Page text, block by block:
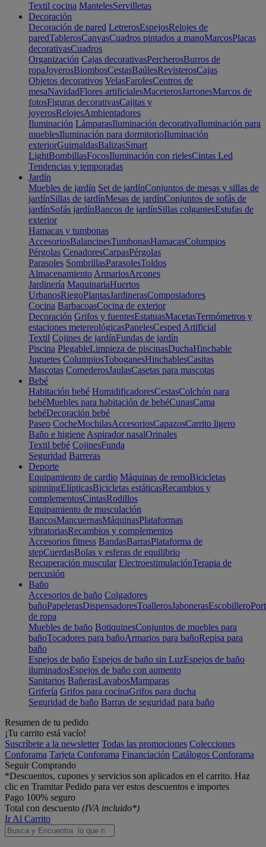
Textil cocina MantelesServilletas
Decoración
Decoración de pared LetrerosEspejosRelojes de
paredTablerosCanvasCuadros pintados a manoMarcosPlacas
decorativasCuadros
Organización Cajas decorativasPercherosBurros de
ropaJoyerosBiombosCestasBaúlesRevisterosCajas
Objetos decorativos VelasFarolesCentros de
mesaNavidadFlores artificialesMaceterosJarronesMarcos de
fotosFiguras decorativasCajitas y
joyerosRelojesAmbientadores
Iluminación LámparasIluminación decorativaIluminación para
mueblesIluminación para dormitorioIluminación
exteriorGuirnaldasBalizasSmart
LightBombillasFocosIluminación con rielesCintas Led
Tendencias y temporadas
Jardín
Muebles de jardín Set de jardínConjuntos de mesas y sillas de
jardínSillas de jardínMesas de jardínConjuntos de sofás de
jardínSofás jardínBancos de jardínSillas colgantesEstufas de
exterior
Hamacas y tumbonas
AccesoriosBalancinesTumbonasHamacasColumpios
Pérgolas CenadoresCarpasPérgolas
Parasoles SombrillasParasolesToldos
Almacenamiento ArmariosArcones
Jardinería MaquinariaHuertos
UrbanosRiegoPlantasJardinerasCompostadores
Cocina BarbacoasCocina de exterior
Decoración Grifos y fuentesEstatuasMacetasTermómetros y
estaciones metereológicasPanelesCesped Artificial
Textil Cojines de jardínFundas de jardín
Piscina PlegableLimpieza de piscinasDuchaHinchable
Juguetes ColumpiosToboganesHinchablesCasitas
Mascotas ComederosJaulasCasetas para mascotas
Bebé
Habitación bebé HumidificadoresCestasColchón para
bebéMuebles para habitación de bebéCunasCama
bebéDecoración bebé
Paseo CocheMochilasAccesoriosCapazosCarrito ligero
Baño e higiene Aspirador nasalOrinales
Textil bebé CojinesFunda
Seguridad Barreras
Deporte
Equipamiento de cardio Máquinas de remoBicicletas
spinningElípticasBicicletas estáticasRecambios y
complementosCintasRodillos
Equipamiento de musculación
BancosMancuernasMáquinasPlataformas
vibratoriasRecambios y complementos
Accesorios fitness BandasBarrasPlataforma de
stepCuerdasBolas y esferas de equilibrio
Recuperación muscular ElectroestimulaciónTerapia de
percusión
Baño
Accesorios de baño Colgadores
bañoPapelerasDispensadoresToallerosJabonerasEscobillero
de ropa
Muebles de baño BotiquinesConjuntos de muebles para
bañoTocadores para bañoArmarios para bañoRepisa para
baño
Espejos de baño Espejos de baño sin LuzEspejos de baño
iluminadosEspejos de baño con aumento
Sanitarios BañerasLavabosMamparas
Grifería Grifos para cocinaGrifos para ducha
Seguridad de baño Barras de seguridad para baño
Resumen de tu pedido
¡Tu carrito está vacío!
Suscríbete a la newsletter Todas las promociones Colecciones
Conforama Tarjeta Conforama Financiación Catálogos Conforama
Seguir Comprando
*Descuentos, cupones y servicios son aplicados en el carrito. Haz
clic en Tramitar Pedido para ver estos descuentos e importes
Pago 100% seguro
Total con descuento (IVA incluido*)
Ir Al Carrito